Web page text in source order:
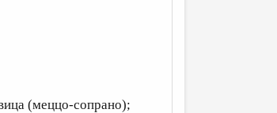
(меццо-сопрано);